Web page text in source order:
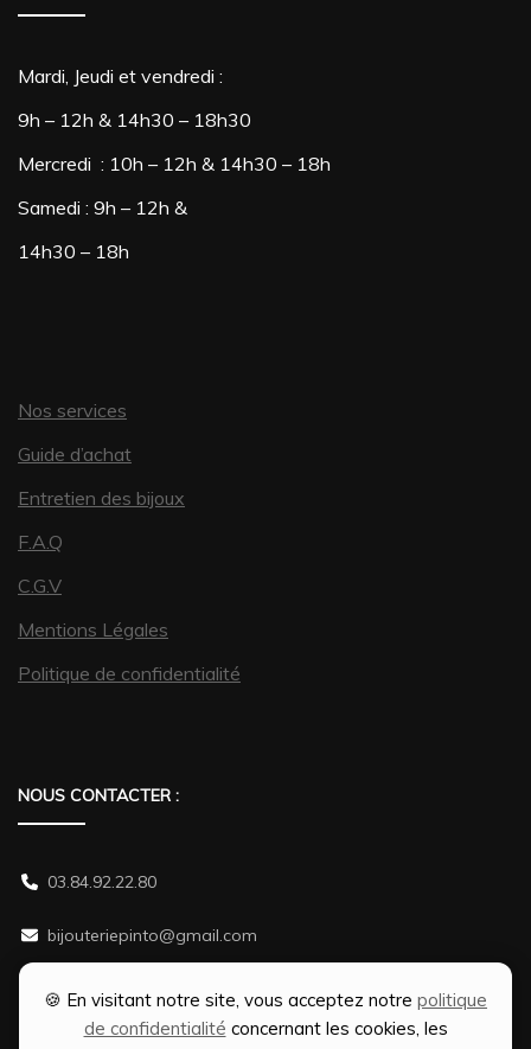
🍪 En visitant notre site, vous acceptez notre politique
de confidentialité concernant les cookies, les
Mardi, Jeudi et vendredi :
9h – 12h & 14h30 – 18h30
Mercredi : 10h – 12h & 14h30 – 18h
Samedi : 9h – 12h &
14h30 – 18h
Nos services
Guide d’achat
Entretien des bijoux
F.A.Q
C.G.V
Mentions Légales
Politique de confidentialité
NOUS CONTACTER :
03.84.92.22.80
bijouteriepinto@gmail.com
38 rue Gambetta 70500 JUSSEY